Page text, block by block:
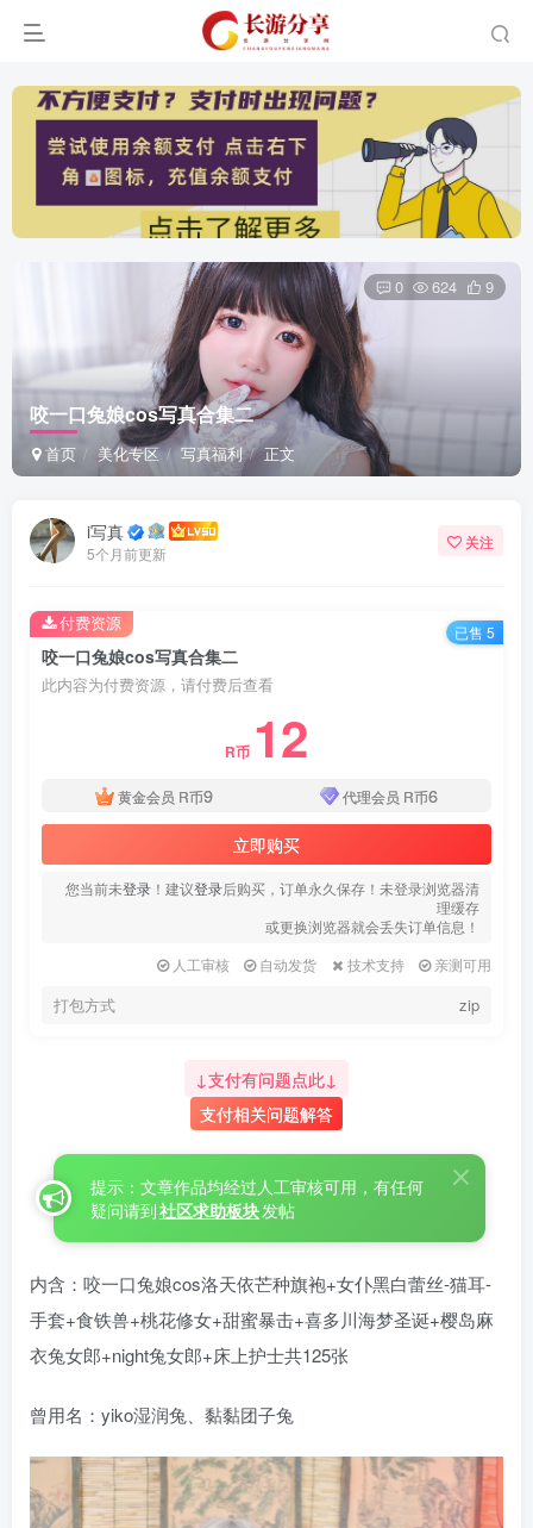
咬一口兔娘cos写真合集二
首页 美化专区 写真福利 正文
0 624 9
i写真
5个月前更新
关注
咬一口兔娘cos写真合集二
此内容为付费资源，请付费后查看
R币 12
黄金会员 R币9 代理会员 R币6
立即购买
您当前未登录 ！建议登录后购买，订单永久保存！未登录浏览器清
理缓存
或更换浏览器就会丢失订单信息！
人工审核
自动发货 技术支持 亲测可用
打包方式 zip
付费资源 已售 5
↓支付有问题点此↓
支付相关问题解答
提示：文章作品均经过人工审核可用，有任何
疑问请到社区求助板块发帖
内含：咬一口兔娘cos洛天依芒种旗袍+女仆黑白蕾丝-猫耳-
手套+食铁兽+桃花修女+甜蜜暴击+喜多川海梦圣诞+樱岛麻
衣兔女郎+night兔女郎+床上护士共125张
曾用名：yiko湿润兔、黏黏团子兔